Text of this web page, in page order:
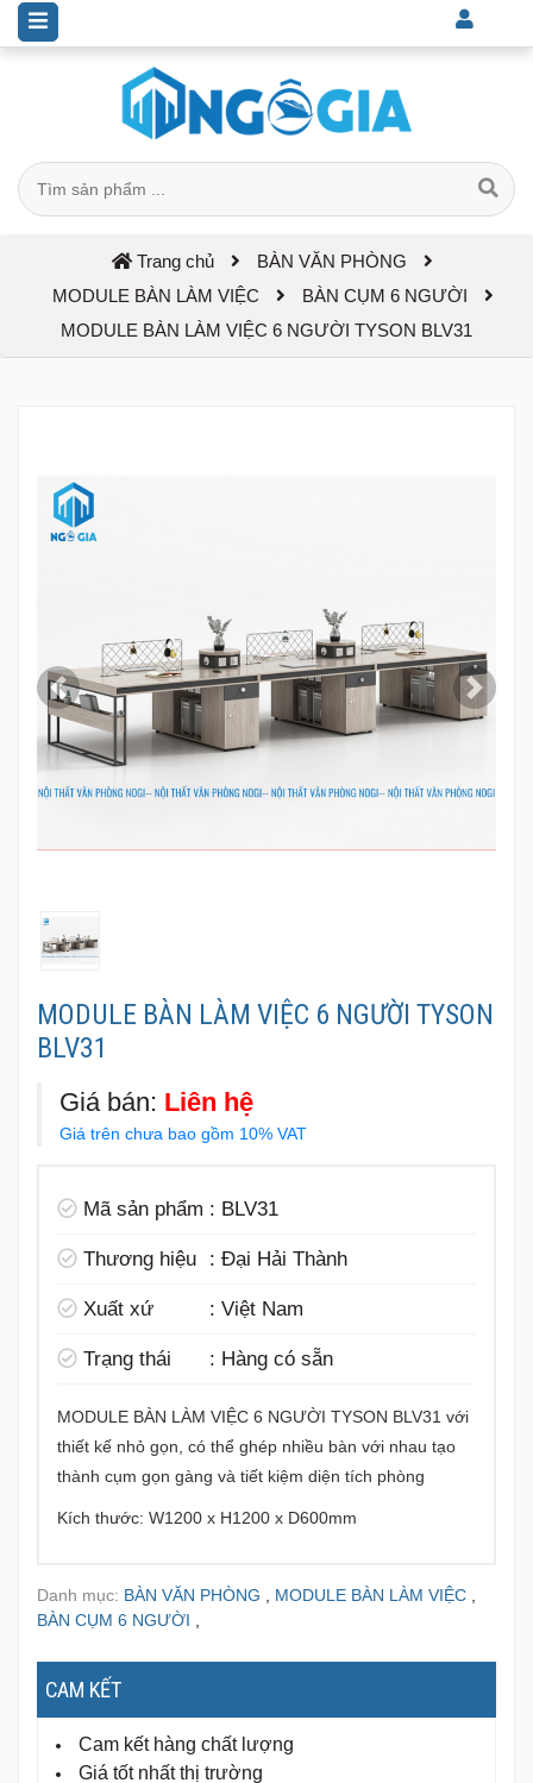
Trang chủ
BÀN VĂN PHÒNG
MODULE BÀN LÀM VIỆC
BÀN CỤM 6 NGƯỜI
MODULE BÀN LÀM VIỆC 6 NGƯỜI TYSON BLV31
Previous Next
MODULE BÀN LÀM VIỆC 6 NGƯỜI TYSON
BLV31
Giá bán: Liên hệ
Giá trên chưa bao gồm 10% VAT
Mã sản phẩm : BLV31
Thương hiệu : Đại Hải Thành
Xuất xứ : Việt Nam
Trạng thái : Hàng có sẵn
MODULE BÀN LÀM VIỆC 6 NGƯỜI TYSON BLV31 với
thiết kế nhỏ gọn, có thể ghép nhiều bàn với nhau tạo
thành cụm gọn gàng và tiết kiệm diện tích phòng
Kích thước: W1200 x H1200 x D600mm
Danh mục: BÀN VĂN PHÒNG MODULE BÀN LÀM VIỆC
BÀN CỤM 6 NGƯỜI
CAM KẾT
Cam kết hàng chất lượng
Giá tốt nhất thị trường